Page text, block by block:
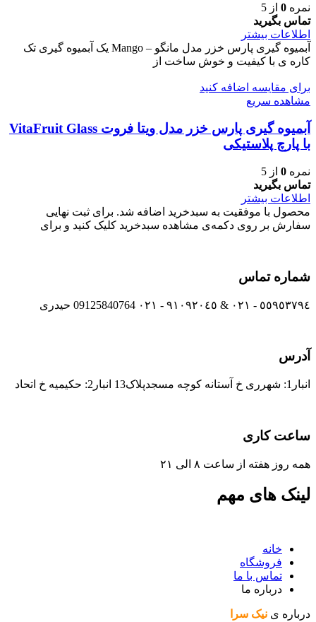
نمره 0 از 5
تماس بگیرید
اطلاعات بیشتر
آبمیوه گیری پارس خزر مدل مانگو – Mango یک آبمیوه گیری تک
کاره ی با کیفیت و خوش ساخت از
برای مقایسه اضافه کنید
مشاهده سریع
آبمیوه گیری پارس خزر مدل ویتا فروت VitaFruit Glass
با پارچ پلاستیکی
نمره 0 از 5
تماس بگیرید
اطلاعات بیشتر
محصول با موفقیت به سبدخرید اضافه شد. برای ثبت نهایی
سفارش بر روی دکمه‌ی مشاهده سبدخرید کلیک کنید و برای
شماره تماس
٥٥٩٥٣٧٩٤ - ٠٢١ & ٩١٠٩٢٠٤٥ - ٠٢١ 09125840764 حیدری
آدرس
انبار1: شهرری خ آستانه کوچه مسجدپلاک13 انبار2: حکیمیه خ اتحاد
ساعت کاری
همه روز هفته از ساعت ٨ الی ۲۱
لینک های مهم
خانه
فروشگاه
تماس با ما
درباره ما
درباره ی نیک سرا